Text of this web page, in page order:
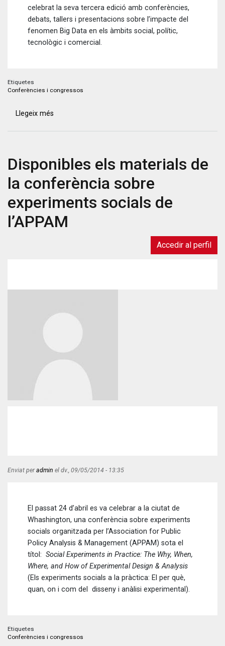
celebrat la seva tercera edició amb conferències,
debats, tallers i presentacions sobre l’impacte del
fenomen Big Data en els àmbits social, polític,
tecnològic i comercial.
Etiquetes
Conferències i congressos
Llegeix més
Barcelona
Disponibles els materials de
la conferència sobre
experiments socials de
l’APPAM
Accedir al perfil
Enviat peradmin el dv., 09/05/2014 - 13:35
El passat 24 d’abril es va celebrar a la ciutat de
Whashington, una conferència sobre experiments
socials organitzada per l’Association for Public
Policy Analysis & Management (APPAM) sota el
títol: Social Experiments in Practice: The Why, When,
Where, and How of Experimental Design & Analysis
(Els experiments socials a la pràctica: El per què,
quan, on i com del disseny i anàlisi experimental).
Etiquetes
Conferències i congressos